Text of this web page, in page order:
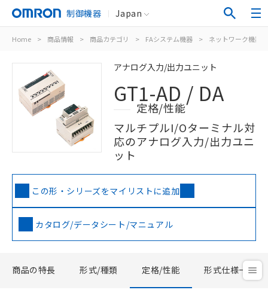
制御機器 Japan
Home > 商品情報 > 商品カテゴリ > FAシステム機器 > ネットワーク機器
アナログ入力/出力ユニット
GT1-AD / DA
定格/性能
マルチプルI/Oターミナル対
応のアナログ入力/出力ユニ
ット
この形・シリーズをマイリストに追加
カタログ/データシート/マニュアル
商品の特長 形式/種類 定格/性能 形式仕様一覧